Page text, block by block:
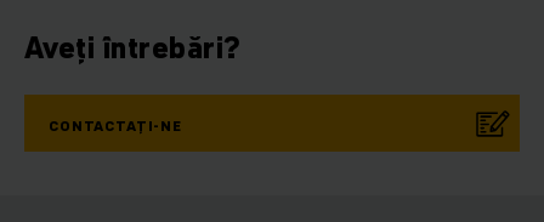
Aveți întrebări?
CONTACTAȚI-NE